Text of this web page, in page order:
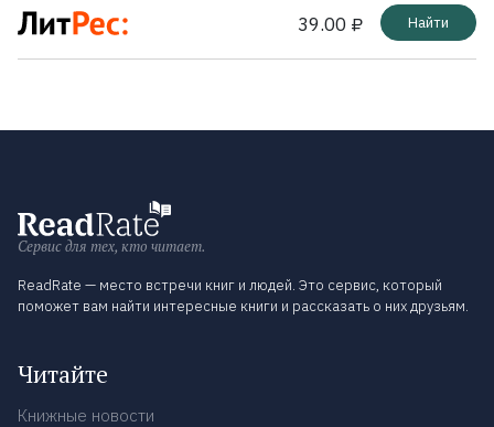
39.00 ₽ Найти
Сервис для тех, кто читает.
ReadRate — место встречи книг и людей. Это сервис, который
поможет вам найти интересные книги и рассказать о них друзьям.
Читайте
Книжные новости